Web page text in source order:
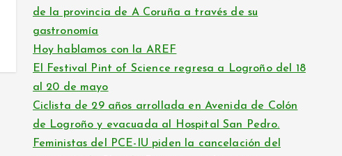
de la provincia de A Coruña a través de su
gastronomía
Hoy hablamos con la AREF
El Festival Pint of Science regresa a Logroño del 18
al 20 de mayo
Ciclista de 29 años arrollada en Avenida de Colón
de Logroño y evacuada al Hospital San Pedro.
Feministas del PCE-IU piden la cancelación del